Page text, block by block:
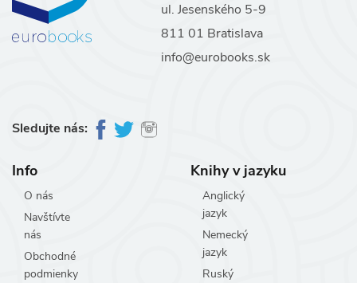
ul. Jesenského 5-9
811 01 Bratislava
info@eurobooks.sk
Sledujte nás:
Info
O nás
Navštívte
nás
Obchodné
podmienky
Knihy v jazyku
Anglický
jazyk
Nemecký
jazyk
Ruský